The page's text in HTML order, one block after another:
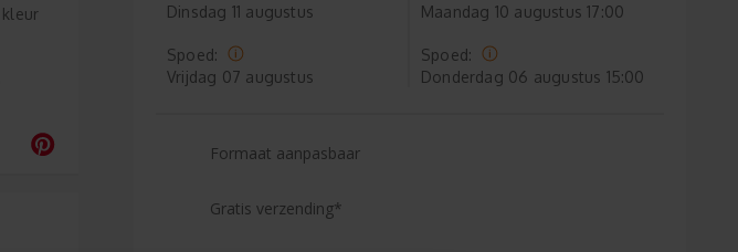
Dinsdag 11 augustus
Spoed:
Vrijdag 07 augustus
Maandag 10 augustus 17:00
Spoed:
Donderdag 06 augustus 15:00
Formaat aanpasbaar
Gratis verzending*